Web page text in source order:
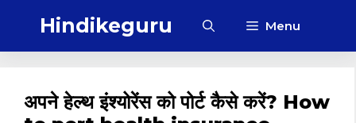
Hindikeguru Menu
अपने हेल्थ इंश्योरेंस को पोर्ट कैसे करें? How